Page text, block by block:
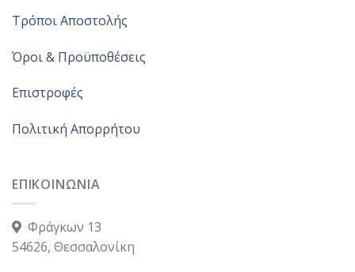
Τρόποι Αποστολής
Όροι & Προϋποθέσεις
Επιστροφές
Πολιτική Απορρήτου
ΕΠΙΚΟΙΝΩΝΙΑ
Φράγκων 13
54626, Θεσσαλονίκη